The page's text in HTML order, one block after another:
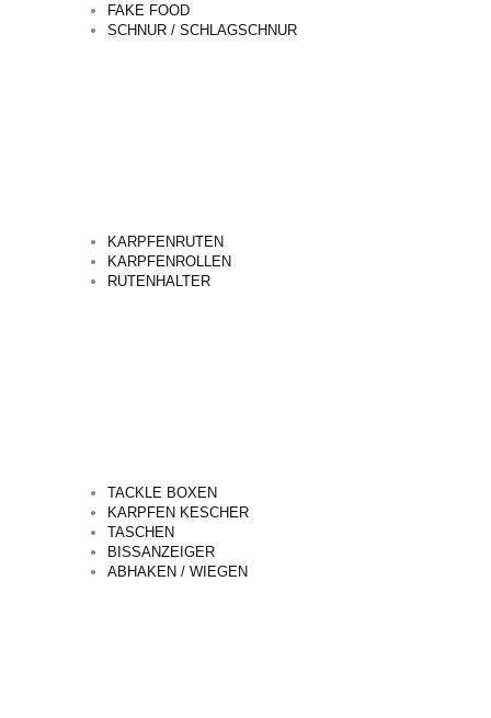
FAKE FOOD
SCHNUR / SCHLAGSCHNUR
KARPFENRUTEN
KARPFENROLLEN
RUTENHALTER
TACKLE BOXEN
KARPFEN KESCHER
TASCHEN
BISSANZEIGER
ABHAKEN / WIEGEN